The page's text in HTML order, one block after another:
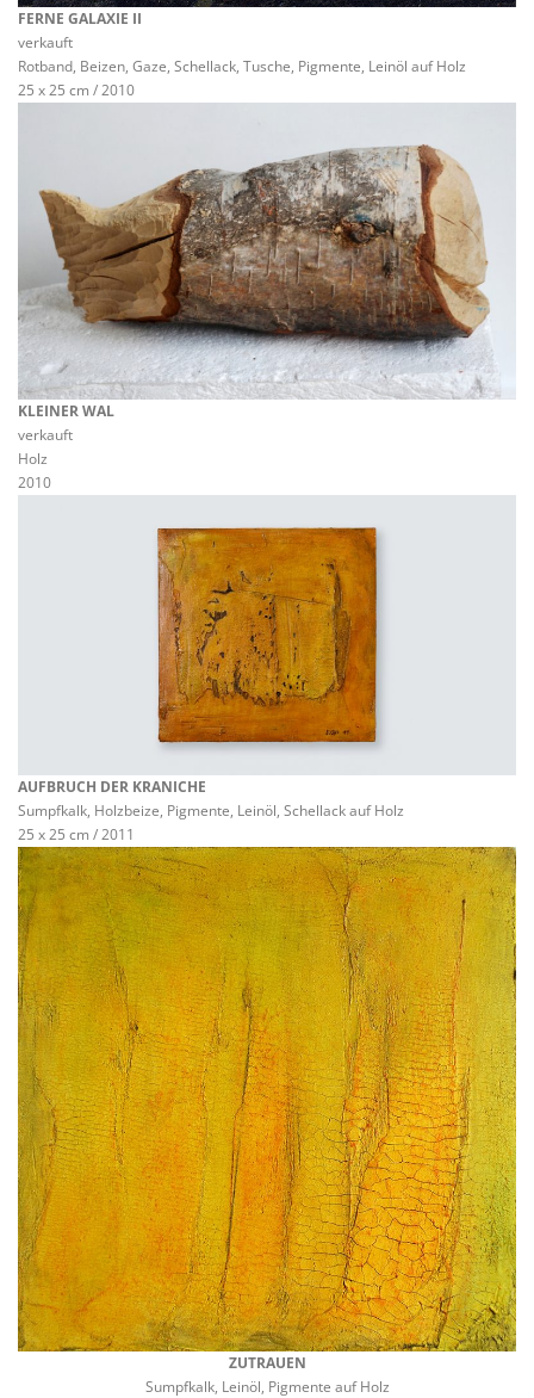
FERNE GALAXIE II
verkauft
Rotband, Beizen, Gaze, Schellack, Tusche, Pigmente, Leinöl auf Holz
25 x 25 cm / 2010
KLEINER WAL
verkauft
Holz
2010
AUFBRUCH DER KRANICHE
Sumpfkalk, Holzbeize, Pigmente, Leinöl, Schellack auf Holz
25 x 25 cm / 2011
ZUTRAUEN
Sumpfkalk, Leinöl, Pigmente auf Holz